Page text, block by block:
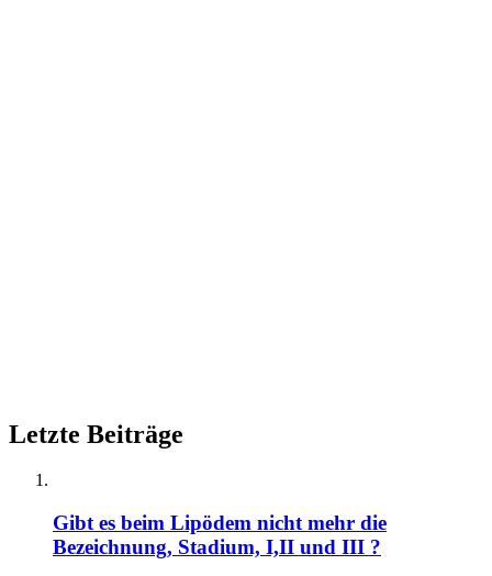
Letzte Beiträge
Gibt es beim Lipödem nicht mehr die
Bezeichnung, Stadium, I,II und III ?